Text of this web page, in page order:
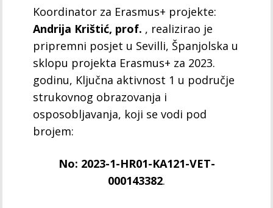
Koordinator za Erasmus+ projekte:
Andrija Krištić, prof. , realizirao je
pripremni posjet u Sevilli, Španjolska u
sklopu projekta Erasmus+ za 2023.
godinu, Ključna aktivnost 1 u područje
strukovnog obrazovanja i
osposobljavanja, koji se vodi pod
brojem:
No: 2023-1-HR01-KA121-VET-
000143382.